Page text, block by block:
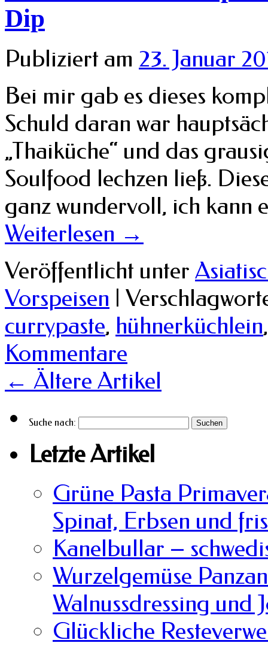
Dip
Publiziert am 23. Januar
Bei mir gab es dieses
Schuld daran war
„Thaiküche“ und das
Soulfood lechzen ließ.
ganz wundervoll, ich kann
Weiterlesen →
Veröffentlicht unter
Vorspeisen |
currypaste, hühnerküchlein
Kommentare
← Ältere Artikel
Suche nach:
Letzte Artikel
Grüne Pasta
Spinat, Erbsen und
Kanelbullar –
Wurzelgemüse
Walnussdressing und
Glückliche